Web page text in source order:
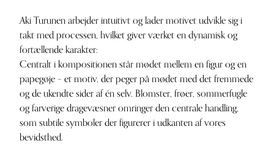
Aki Turunen arbejder intuitivt og lader motivet udvikle sig i
takt med processen, hvilket giver værket en dynamisk og
fortællende karakter:
Centralt i kompositionen står mødet mellem en figur og en
papegøje – et motiv, der peger på mødet med det fremmede
og de ukendte sider af én selv. Blomster, frøer, sommerfugle
og farverige dragevæsner omringer den centrale handling,
som subtile symboler der figurerer i udkanten af vores
bevidsthed.